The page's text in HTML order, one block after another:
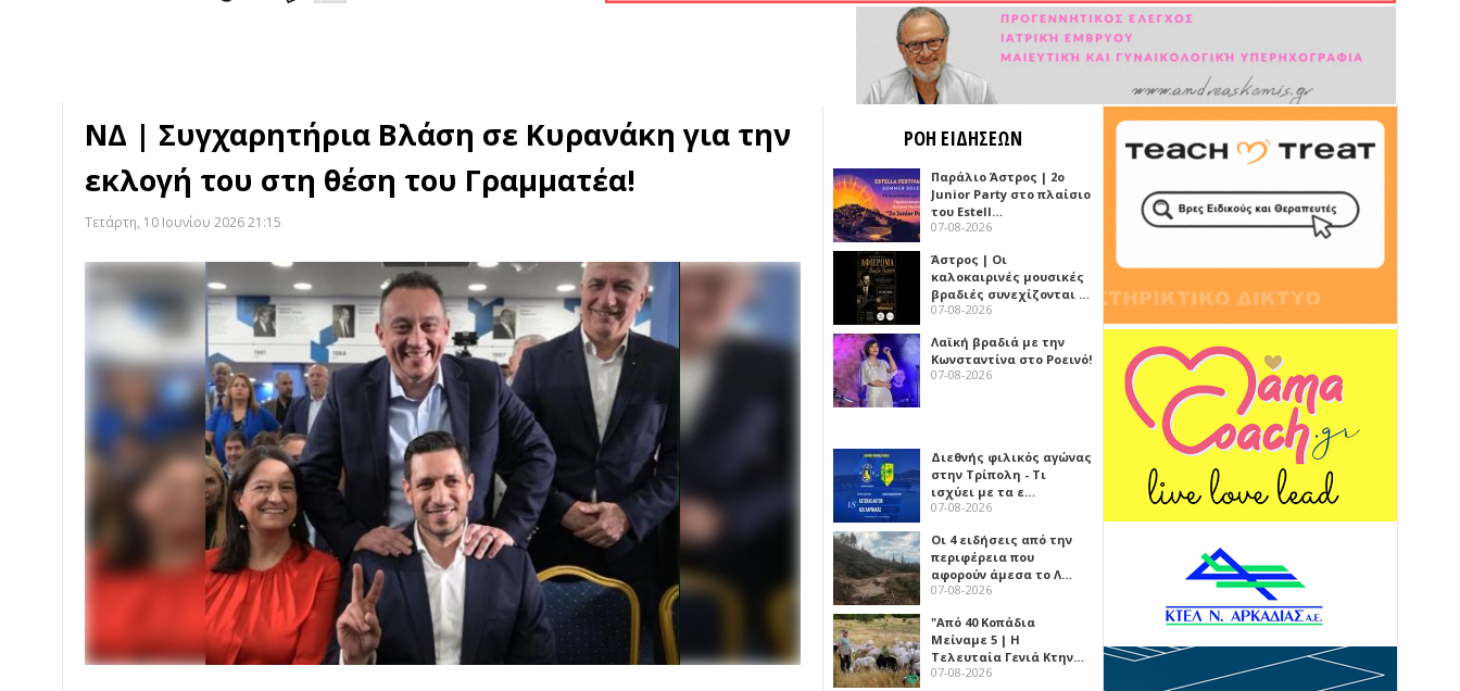
ΝΔ | Συγχαρητήρια Βλάση σε Κυρανάκη για την
εκλογή του στη θέση του Γραμματέα!
Τετάρτη, 10 Ιουνίου 2026 21:15
ΡΟΗ ΕΙΔΗΣΕΩΝ
Παράλιο Άστρος | 2ο
Junior Party στο πλαίσιο
του Estell…
07-08-2026
Άστρος | Οι
καλοκαιρινές μουσικές
βραδιές συνεχίζονται …
07-08-2026
Λαϊκή βραδιά με την
Κωνσταντίνα στο Ροεινό!
07-08-2026
Διεθνής φιλικός αγώνας
στην Τρίπολη - Τι
ισχύει με τα ε…
07-08-2026
Οι 4 ειδήσεις από την
περιφέρεια που
αφορούν άμεσα το Λ…
07-08-2026
"Από 40 Κοπάδια
Μείναμε 5 | Η
Τελευταία Γενιά Κτην…
07-08-2026